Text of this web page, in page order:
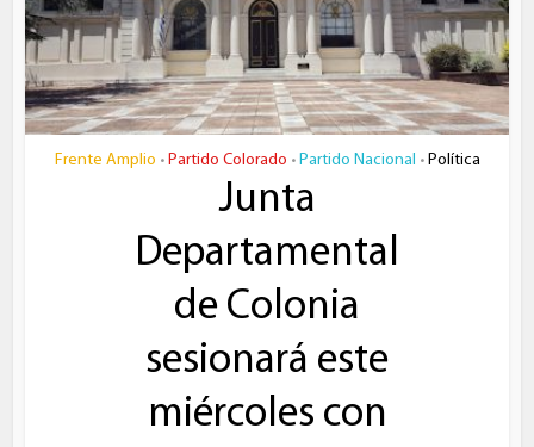
Frente Amplio • Partido Colorado • Partido Nacional • Política
Junta
Departamental
de Colonia
sesionará este
miércoles con